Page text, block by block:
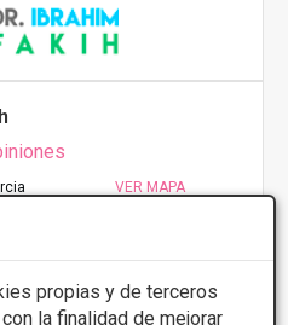
propias y de terceros
la finalidad de mejorar
VER MAPA
Desde 5000€